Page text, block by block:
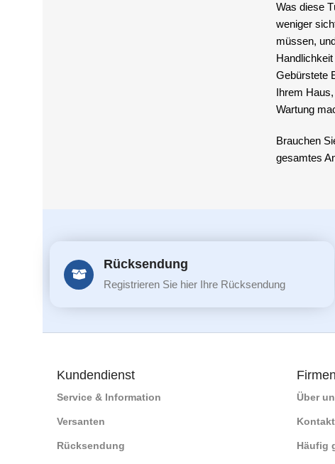
Was diese
weniger
müssen,
Handlichkeit
Gebürstete
Ihrem
Wartung
Brauchen
gesamtes
Rücksendung
Registrieren Sie hier Ihre Rücksendung
Kundendienst
Service & Information
Versanten
Rücksendung
Über
Kontakt
Häufig